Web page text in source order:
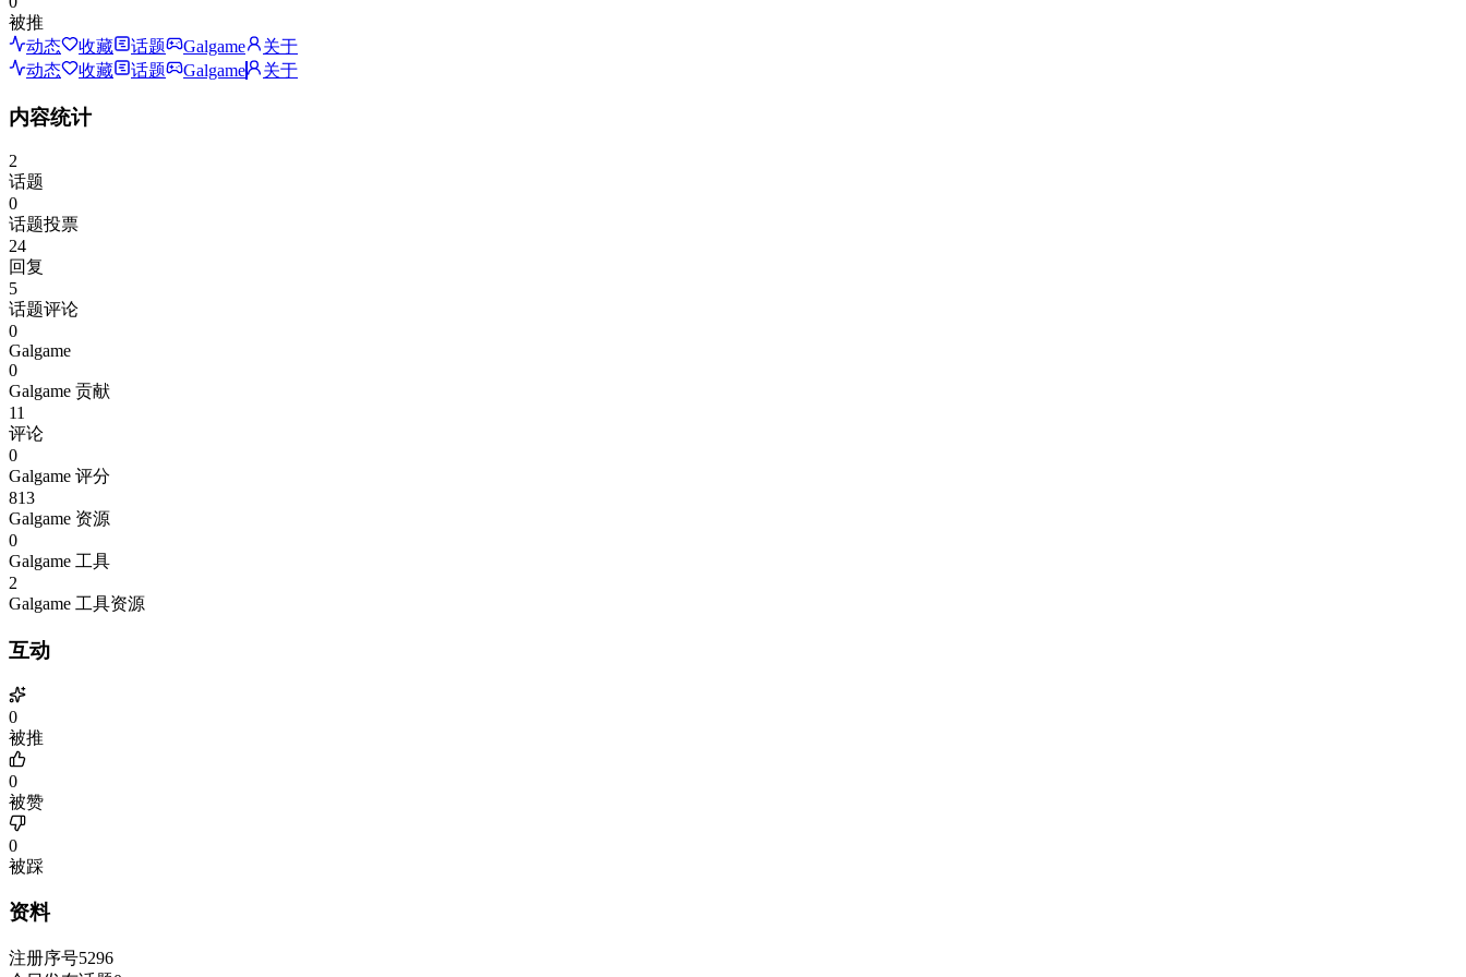
被推
动态
收藏 话题 Galgame
关于
动态
收藏 话题 Galgame 关于
内容统计
2
话题
0
话题投票
24
回复
5
话题评论
0
Galgame
0
Galgame 贡献
11
评论
0
Galgame 评分
813
Galgame 资源
0
Galgame 工具
2
Galgame 工具资源
互动
0
被推
0
被赞
0
被踩
资料
注册序号5296